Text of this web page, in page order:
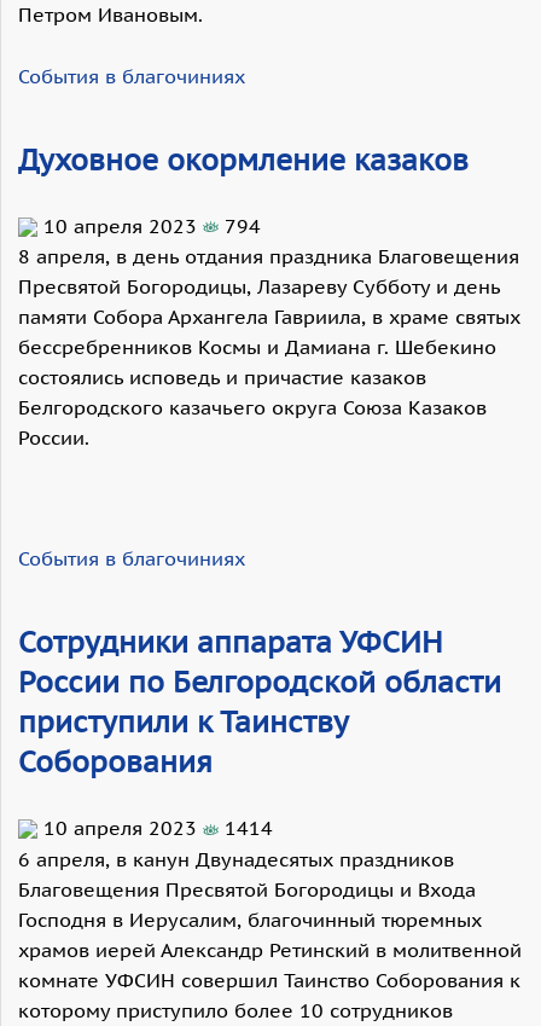
Петром Ивановым.
События в благочиниях
Духовное окормление казаков
10 апреля 2023
794
8 апреля, в день отдания праздника Благовещения
Пресвятой Богородицы, Лазареву Субботу и день
памяти Собора Архангела Гавриила, в храме святых
бессребренников Космы и Дамиана г. Шебекино
состоялись исповедь и причастие казаков
Белгородского казачьего округа Союза Казаков
России.
События в благочиниях
Сотрудники аппарата УФСИН
России по Белгородской области
приступили к Таинству
Соборования
10 апреля 2023
1414
6 апреля, в канун Двунадесятых праздников
Благовещения Пресвятой Богородицы и Входа
Господня в Иерусалим, благочинный тюремных
храмов иерей Александр Ретинский в молитвенной
комнате УФСИН совершил Таинство Соборования к
которому приступило более 10 сотрудников